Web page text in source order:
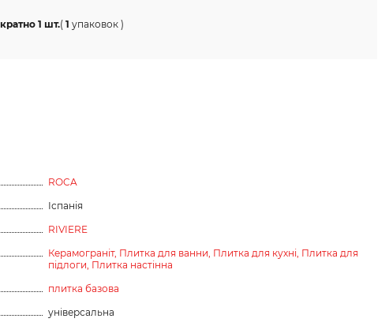
кратно 1 шт.( 1 упаковок )
ROCA
Іспанія
RIVIERE
Керамограніт, Плитка для ванни, Плитка для кухні, Плитка для
підлоги, Плитка настінна
плитка базова
універсальна